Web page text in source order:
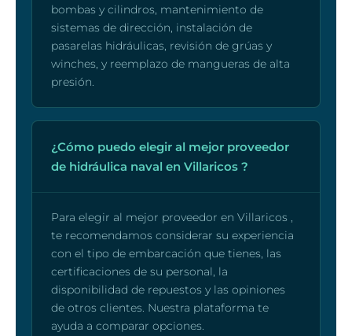
bombas y cilindros, mantenimiento de
sistemas de dirección, instalación de
pasarelas hidráulicas, revisión de grúas y
winches, y reemplazo de mangueras de alta
presión.
¿Cómo puedo elegir al mejor proveedor
de hidráulica naval en Villaricos ?
Para elegir al mejor proveedor en Villaricos ,
te recomendamos considerar su experiencia
con el tipo de embarcación que tienes, las
certificaciones de su personal, la
disponibilidad de repuestos y las opiniones
de otros clientes. Nuestra plataforma te
ayuda a comparar opciones.